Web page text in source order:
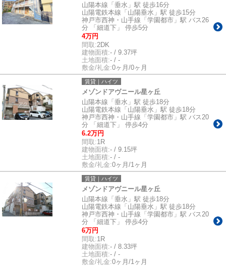
山陽本線「垂水」駅 徒歩16分
山陽電鉄本線「山陽垂水」駅 徒歩15分
神戸市西神・山手線「学園都市」駅 バス26
分 「細道下」 停歩5分
4万円
間取:2DK
建物面積:- / 9.37坪
土地面積:- / -
敷金/礼金:0ヶ月/0ヶ月
賃貸｜ハイツ
メゾンドアヴニール星ヶ丘
山陽本線「垂水」駅 徒歩18分
山陽電鉄本線「山陽垂水」駅 徒歩18分
神戸市西神・山手線「学園都市」駅 バス20
分 「細道下」 停歩4分
6.2万円
間取:1R
建物面積:- / 9.15坪
土地面積:- / -
敷金/礼金:0ヶ月/1ヶ月
賃貸｜ハイツ
メゾンドアヴニール星ヶ丘
山陽本線「垂水」駅 徒歩18分
山陽電鉄本線「山陽垂水」駅 徒歩18分
神戸市西神・山手線「学園都市」駅 バス20
分 「細道下」 停歩4分
6万円
間取:1R
建物面積:- / 8.33坪
土地面積:- / -
敷金/礼金:0ヶ月/1ヶ月